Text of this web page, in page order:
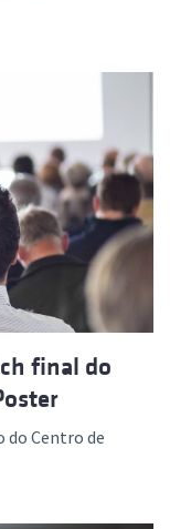
final do
do Centro de